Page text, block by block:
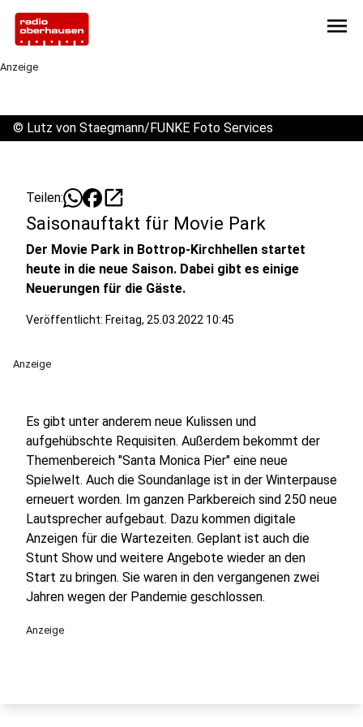
menu
Anzeige
© Lutz von Staegmann/FUNKE Foto Services
Teilen: open_in_new
Saisonauftakt für Movie Park
Der Movie Park in Bottrop-Kirchhellen startet
heute in die neue Saison. Dabei gibt es einige
Neuerungen für die Gäste.
Veröffentlicht: Freitag, 25.03.2022 10:45
Anzeige
Es gibt unter anderem neue Kulissen und
aufgehübschte Requisiten. Außerdem bekommt der
Themenbereich "Santa Monica Pier" eine neue
Spielwelt. Auch die Soundanlage ist in der Winterpause
erneuert worden. Im ganzen Parkbereich sind 250 neue
Lautsprecher aufgebaut. Dazu kommen digitale
Anzeigen für die Wartezeiten. Geplant ist auch die
Stunt Show und weitere Angebote wieder an den
Start zu bringen. Sie waren in den vergangenen zwei
Jahren wegen der Pandemie geschlossen.
Anzeige